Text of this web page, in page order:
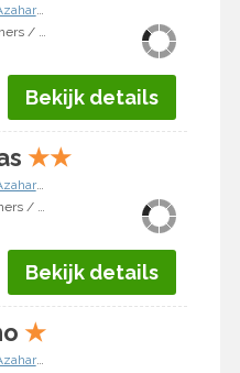
|
4 personen / 2 kamers / 1 slaapkamer
Bekijk details
★★
|
4 personen / 3 kamers / 2 slaapkamers
Bekijk details
★
|